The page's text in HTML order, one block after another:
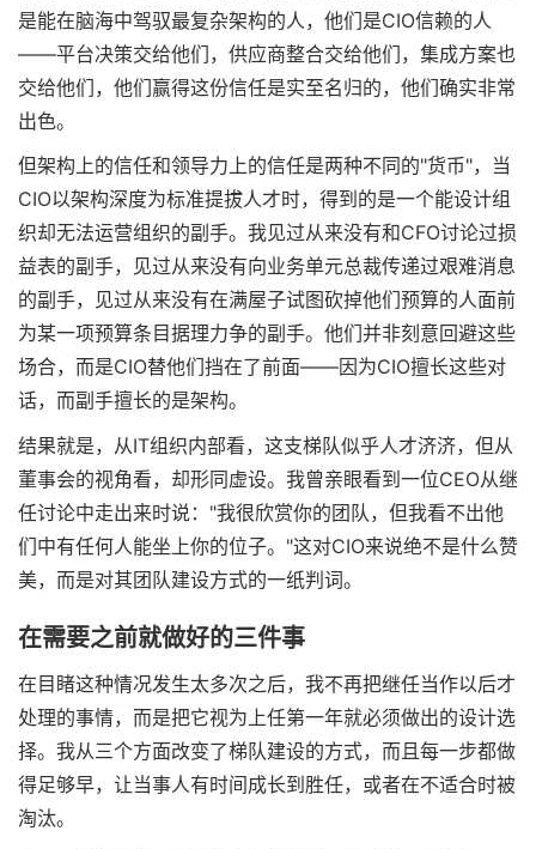
是能在脑海中驾驭最复杂架构的人，他们是CIO信赖的人
——平台决策交给他们，供应商整合交给他们，集成方案也
交给他们，他们赢得这份信任是实至名归的，他们确实非常
出色。
但架构上的信任和领导力上的信任是两种不同的"货币"，当
CIO以架构深度为标准提拔人才时，得到的是一个能设计组
织却无法运营组织的副手。我见过从来没有和CFO讨论过损
益表的副手，见过从来没有向业务单元总裁传递过艰难消息
的副手，见过从来没有在满屋子试图砍掉他们预算的人面前
为某一项预算条目据理力争的副手。他们并非刻意回避这些
场合，而是CIO替他们挡在了前面——因为CIO擅长这些对
话，而副手擅长的是架构。
结果就是，从IT组织内部看，这支梯队似乎人才济济，但从
董事会的视角看，却形同虚设。我曾亲眼看到一位CEO从继
任讨论中走出来时说："我很欣赏你的团队，但我看不出他
们中有任何人能坐上你的位子。"这对CIO来说绝不是什么赞
美，而是对其团队建设方式的一纸判词。
在需要之前就做好的三件事
在目睹这种情况发生太多次之后，我不再把继任当作以后才
处理的事情，而是把它视为上任第一年就必须做出的设计选
择。我从三个方面改变了梯队建设的方式，而且每一步都做
得足够早，让当事人有时间成长到胜任，或者在不适合时被
淘汰。